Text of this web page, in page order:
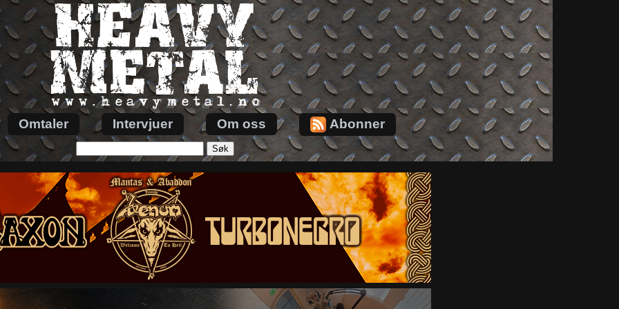
Omtaler Intervjuer Om oss Abonner
etter: